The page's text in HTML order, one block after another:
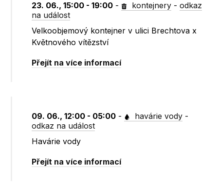
23. 06., 15:00 - 19:00 - kontejnery -odkaz
na událost
Velkoobjemový kontejner v ulici Brechtova x
Květnového vítězství
Přejít na více informací
09. 06., 12:00 - 05:00 - havárie vody -
odkaz na událost
Havárie vody
Přejít na více informací